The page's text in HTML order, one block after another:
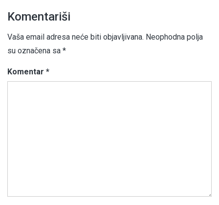
Komentariši
Vaša email adresa neće biti objavljivana. Neophodna polja
su označena sa *
Komentar *